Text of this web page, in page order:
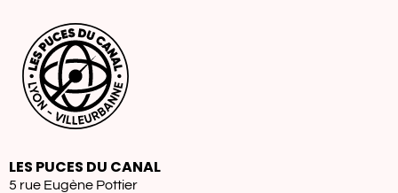
LES PUCES DU CANAL
5 rue Eugène Pottier